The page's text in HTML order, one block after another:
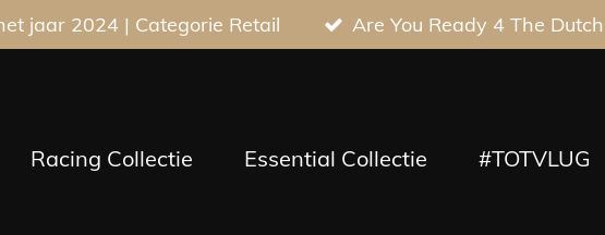
jaar 2024 | Categorie Retail Are You Ready 4 The
Racing Collectie Essential Collectie #TOTVLUG